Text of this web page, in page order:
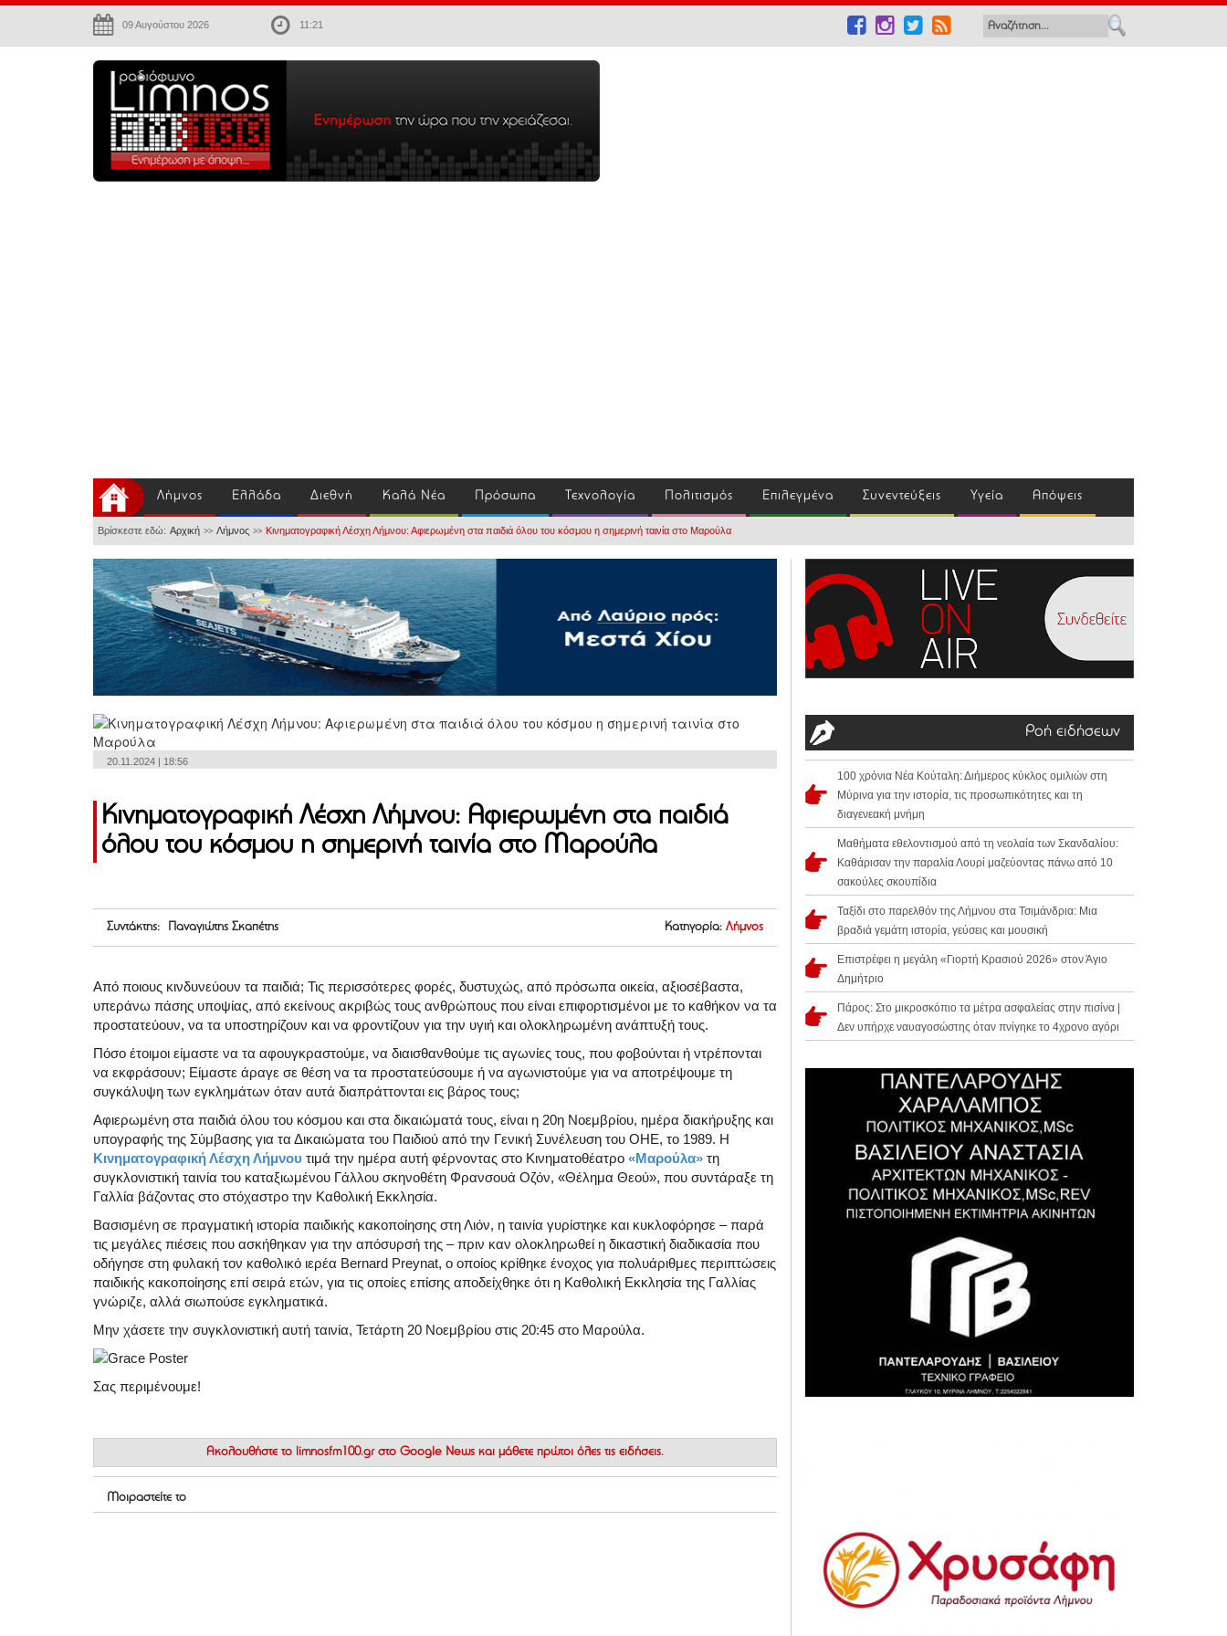
09 Αυγούστου 2026 11:21
Λήμνος Ελλάδα Διεθνή Καλά Νέα Πρόσωπα Τεχνολογία Πολιτισμός Επιλεγμένα Συνεντεύξεις Υγεία Απόψεις
Βρίσκεστε εδώ: Αρχική >> Λήμνος >> Κινηματογραφική Λέσχη Λήμνου: Αφιερωμένη στα παιδιά όλου του κόσμου η σημερινή ταινία στο Μαρούλα
20.11.2024 | 18:56
Κινηματογραφική Λέσχη Λήμνου: Αφιερωμένη στα παιδιά
όλου του κόσμου η σημερινή ταινία στο Μαρούλα
Συντάκτης: Παναγιώτης Σκαπέτης Κατηγορία: Λήμνος
Από ποιους κινδυνεύουν τα παιδιά; Τις περισσότερες φορές, δυστυχώς, από πρόσωπα οικεία, αξιοσέβαστα,
υπεράνω πάσης υποψίας, από εκείνους ακριβώς τους ανθρώπους που είναι επιφορτισμένοι με το καθήκον να τα
προστατεύουν, να τα υποστηρίζουν και να φροντίζουν για την υγιή και ολοκληρωμένη ανάπτυξή τους.
Πόσο έτοιμοι είμαστε να τα αφουγκραστούμε, να διαισθανθούμε τις αγωνίες τους, που φοβούνται ή ντρέπονται
να εκφράσουν; Είμαστε άραγε σε θέση να τα προστατεύσουμε ή να αγωνιστούμε για να αποτρέψουμε τη
συγκάλυψη των εγκλημάτων όταν αυτά διαπράττονται εις βάρος τους;
Αφιερωμένη στα παιδιά όλου του κόσμου και στα δικαιώματά τους, είναι η 20η Νοεμβρίου, ημέρα διακήρυξης και
υπογραφής της Σύμβασης για τα Δικαιώματα του Παιδιού από την Γενική Συνέλευση του ΟΗΕ, το 1989. Η
Κινηματογραφική Λέσχη Λήμνου τιμά την ημέρα αυτή φέρνοντας στο Κινηματοθέατρο «Μαρούλα» τη
συγκλονιστική ταινία του καταξιωμένου Γάλλου σκηνοθέτη Φρανσουά Οζόν, «Θέλημα Θεού», που συντάραξε τη
Γαλλία βάζοντας στο στόχαστρο την Καθολική Εκκλησία.
Βασισμένη σε πραγματική ιστορία παιδικής κακοποίησης στη Λιόν, η ταινία γυρίστηκε και κυκλοφόρησε – παρά
τις μεγάλες πιέσεις που ασκήθηκαν για την απόσυρσή της – πριν καν ολοκληρωθεί η δικαστική διαδικασία που
οδήγησε στη φυλακή τον καθολικό ιερέα Bernard Preynat, ο οποίος κρίθηκε ένοχος για πολυάριθμες περιπτώσεις
παιδικής κακοποίησης επί σειρά ετών, για τις οποίες επίσης αποδείχθηκε ότι η Καθολική Εκκλησία της Γαλλίας
γνώριζε, αλλά σιωπούσε εγκληματικά.
Μην χάσετε την συγκλονιστική αυτή ταινία, Τετάρτη 20 Νοεμβρίου στις 20:45 στο Μαρούλα.
Σας περιμένουμε!
Ακολουθήστε το limnosfm100.gr στο Google News και μάθετε πρώτοι όλες τις ειδήσεις.
Μοιραστείτε το
Ροή ειδήσεων
100 χρόνια Νέα Κούταλη: Διήμερος κύκλος ομιλιών στη
Μύρινα για την ιστορία, τις προσωπικότητες και τη
διαγενεακή μνήμη
Μαθήματα εθελοντισμού από τη νεολαία των Σκανδαλίου:
Καθάρισαν την παραλία Λουρί μαζεύοντας πάνω από 10
σακούλες σκουπίδια
Ταξίδι στο παρελθόν της Λήμνου στα Τσιμάνδρια: Μια
βραδιά γεμάτη ιστορία, γεύσεις και μουσική
Επιστρέφει η μεγάλη «Γιορτή Κρασιού 2026» στον Άγιο
Δημήτριο
Πάρος: Στο μικροσκόπιο τα μέτρα ασφαλείας στην πισίνα |
Δεν υπήρχε ναυαγοσώστης όταν πνίγηκε το 4χρονο αγόρι